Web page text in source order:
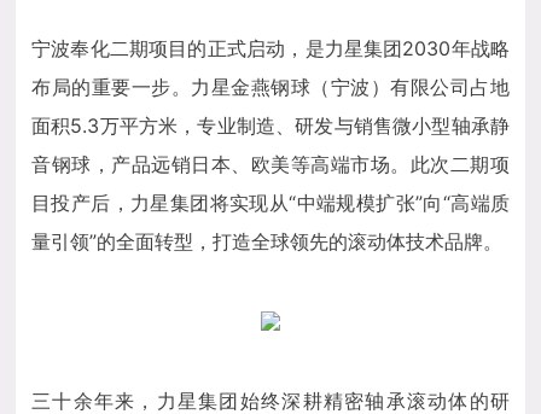
宁波奉化二期项目的正式启动，是力星集团2030年战略
布局的重要一步。力星金燕钢球（宁波）有限公司占地
面积5.3万平方米，专业制造、研发与销售微小型轴承静
音钢球，产品远销日本、欧美等高端市场。此次二期项
目投产后，力星集团将实现从“中端规模扩张”向“高端质
量引领”的全面转型，打造全球领先的滚动体技术品牌。
三十余年来，力星集团始终深耕精密轴承滚动体的研